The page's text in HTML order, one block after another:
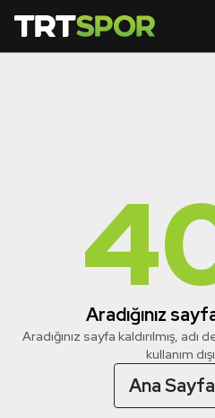
Aradığınız
Aradığınız sayfa kaldırılmış,
kullanım
Ana